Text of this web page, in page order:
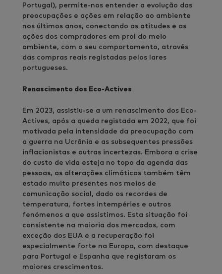
Portugal), permite-nos entender a evolução das
preocupações e ações em relação ao ambiente
nos últimos anos, conectando as atitudes e as
ações dos compradores em prol do meio
ambiente, com o seu comportamento, através
das compras reais registadas pelos lares
portugueses.
Renascimento dos Eco-Actives
Em 2023, assistiu-se a um renascimento dos Eco-
Actives, após a queda registada em 2022, que foi
motivada pela intensidade da preocupação com
a guerra na Ucrânia e as subsequentes pressões
inflacionistas e outras incertezas. Embora a crise
do custo de vida esteja no topo da agenda das
pessoas, as alterações climáticas também têm
estado muito presentes nos meios de
comunicação social, dado os recordes de
temperatura, fortes intempéries e outros
fenómenos a que assistimos. Esta situação foi
consistente na maioria dos mercados, com
exceção dos EUA e a recuperação foi
especialmente forte na Europa, com destaque
para Portugal e Espanha que registaram os
maiores crescimentos.